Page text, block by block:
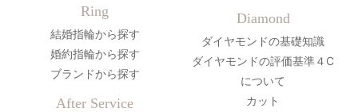
Ring
結婚指輪から探す
婚約指輪から探す
ブランドから探す
After Service
Diamond
ダイヤモンドの基礎知識
ダイヤモンドの評価基準４C
について
カット